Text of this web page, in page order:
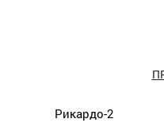
Рикардо-2